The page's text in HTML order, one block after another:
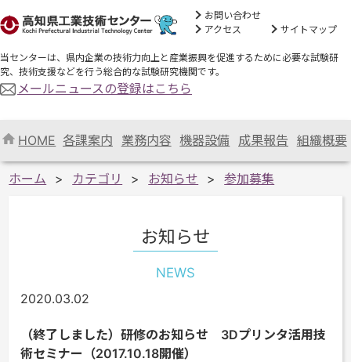
お問い合わせ
アクセス
サイトマップ
当センターは、県内企業の技術力向上と産業振興を促進するために必要な試験研
究、技術支援などを行う総合的な試験研究機関です。
メールニュースの登録はこちら
HOME 各課案内 業務内容 機器設備 成果報告 組織概要
ホーム カテゴリ お知らせ 参加募集
お知らせ
NEWS
2020.03.02
（終了しました）研修のお知らせ 3Dプリンタ活用技
術セミナー（2017.10.18開催）